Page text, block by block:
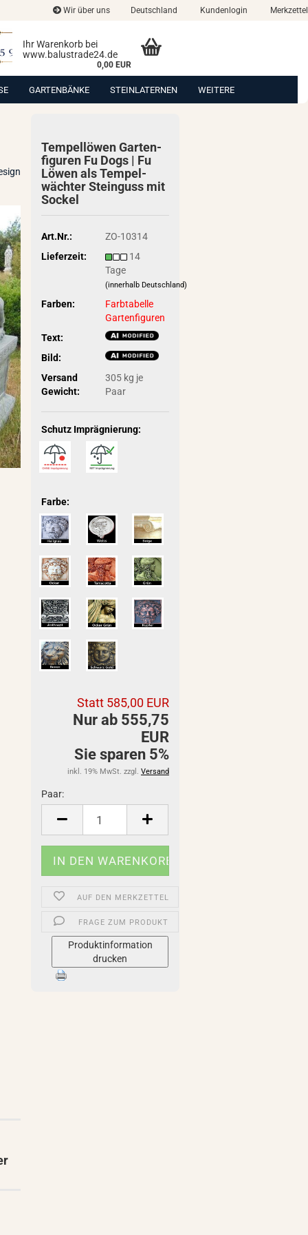
Wir über uns Deutschland Kundenlogin Merkzettel
Ihr Warenkorb bei
www.balustrade24.de
0,00 EUR
GARTENBÄNKE STEINLATERNEN WEITERE
Tem­pel­lö­wen Gar­ten­
fi­gu­ren Fu Dogs | Fu
Löwen als Tem­pel­
wäch­ter Stein­guss mit
So­ckel
Art.Nr.:
ZO-10314
Lieferzeit:
14
Tage
(innerhalb Deutschland)
Farben:
Farbtabelle
Gartenfiguren
Text:
Bild:
Versand
Gewicht:
305kg je
Paar
Schutz Imprägnierung:
Farbe:
Statt 585,00 EUR
Nur ab 555,75
EUR
Sie sparen 5%
inkl. 19% MwSt. zzgl. Versand
Paar:
Paar
AUF DEN MERKZETTEL
FRAGE ZUM PRODUKT
Produktinformation
drucken